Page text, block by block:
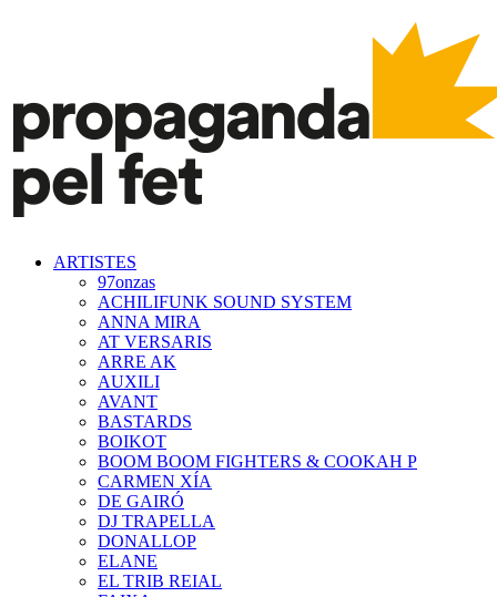
ARTISTES
97onzas
ACHILIFUNK SOUND SYSTEM
ANNA MIRA
AT VERSARIS
ARRE AK
AUXILI
AVANT
BASTARDS
BOIKOT
BOOM BOOM FIGHTERS & COOKAH P
CARMEN XÍA
DE GAIRÓ
DJ TRAPELLA
DONALLOP
ELANE
EL TRIB REIAL